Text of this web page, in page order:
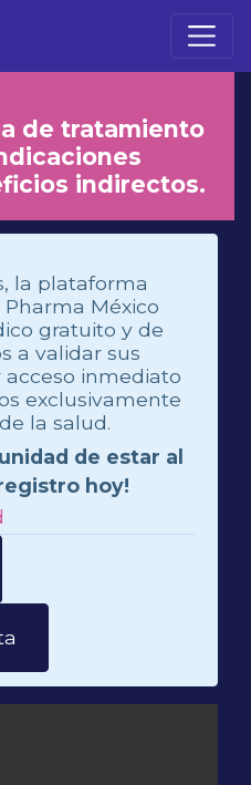
de tratamiento
indirectos.
la plataforma
Pharma México
gratuito y de
a validar sus
inmediato
exclusivamente
la salud.
de estar al
hoy!